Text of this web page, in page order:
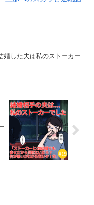
婚した夫は私のストーカー